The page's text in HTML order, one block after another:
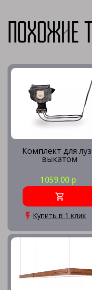
Похожие
Комплект для
выкатом
1059.00 р
Купить в 1 клик